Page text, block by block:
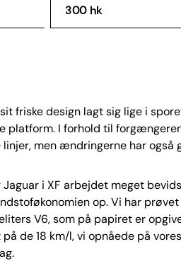
300 hk
friske design lagt sig lige i
platform. I forhold til
men ændringerne har også
i XF arbejdet meget
op. Vi har prøvet
V6, som på papiret er
de 18 km/l, vi opnåede på